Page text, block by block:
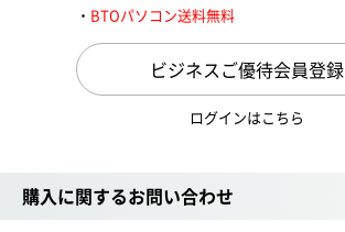
BTOパソコン送料無料
ビジネスご優待会員登録
ログインはこちら
購入に関するお問い合わせ